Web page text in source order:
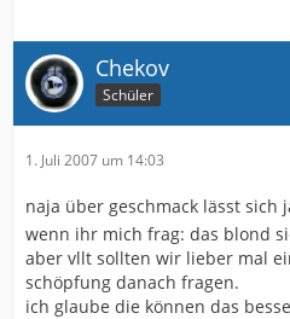
Chekov
Schüler
1. Juli 2007 um 14:03
naja über geschmack lässt sich
wenn ihr mich frag: das blond
aber vllt sollten wir lieber mal
schöpfung danach fragen.
ich glaube die können das